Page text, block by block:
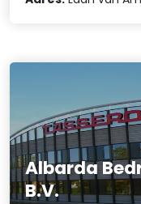
Albarda
B.V.